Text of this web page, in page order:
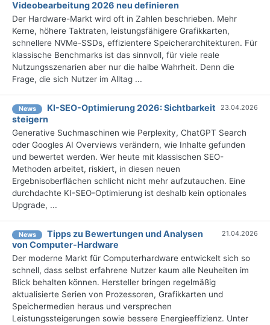
Videobearbeitung 2026 neu definieren
Der Hardware-Markt wird oft in Zahlen beschrieben. Mehr
Kerne, höhere Taktraten, leistungsfähigere Grafikkarten,
schnellere NVMe-SSDs, effizientere Speicherarchitekturen. Für
klassische Benchmarks ist das sinnvoll, für viele reale
Nutzungsszenarien aber nur die halbe Wahrheit. Denn die
Frage, die sich Nutzer im Alltag ...
News
KI-SEO-Optimierung 2026: Sichtbarkeit
steigern
23.04.2026
Generative Suchmaschinen wie Perplexity, ChatGPT Search
oder Googles AI Overviews verändern, wie Inhalte gefunden
und bewertet werden. Wer heute mit klassischen SEO-
Methoden arbeitet, riskiert, in diesen neuen
Ergebnisoberflächen schlicht nicht mehr aufzutauchen. Eine
durchdachte KI-SEO-Optimierung ist deshalb kein optionales
Upgrade, ...
News
Tipps zu Bewertungen und Analysen
von Computer-Hardware
21.04.2026
Der moderne Markt für Computerhardware entwickelt sich so
schnell, dass selbst erfahrene Nutzer kaum alle Neuheiten im
Blick behalten können. Hersteller bringen regelmäßig
aktualisierte Serien von Prozessoren, Grafikkarten und
Speichermedien heraus und versprechen
Leistungssteigerungen sowie bessere Energieeffizienz. Unter